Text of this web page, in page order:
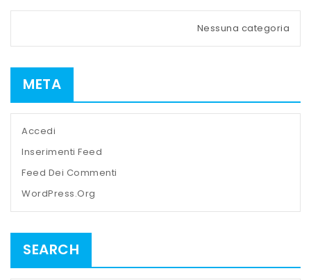
Nessuna categoria
META
Accedi
Inserimenti Feed
Feed Dei Commenti
WordPress.org
SEARCH